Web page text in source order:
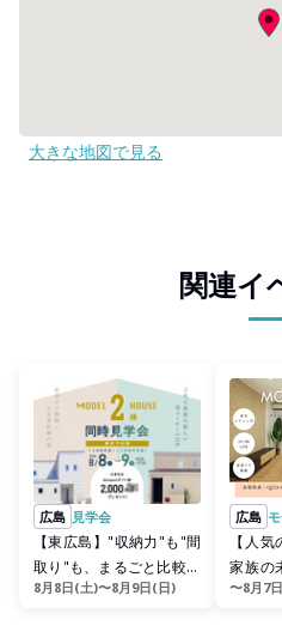
大きな地図で見る
関連イ
広島 見学会
【東広島】"収納力"も"間
取り"も、まるごと比較で
きる 2棟同時見学会
8月8日(土)〜8月9日(日)
広島
【人
家族の
タイル
〜8月7